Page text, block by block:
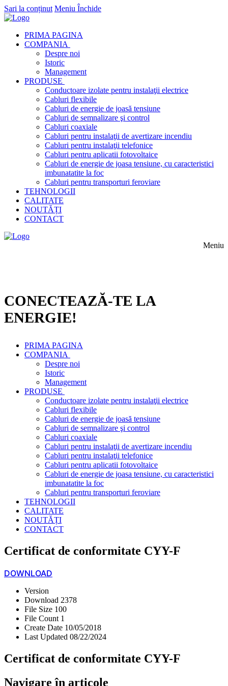
Sari la conținut Meniu Închide
PRIMA PAGINA
COMPANIA
Despre noi
Istoric
Management
PRODUSE
Conductoare izolate pentru instalaţii electrice
Cabluri flexibile
Cabluri de energie de joasă tensiune
Cabluri de semnalizare şi control
Cabluri coaxiale
Cabluri pentru instalaţii de avertizare incendiu
Cabluri pentru instalaţii telefonice
Cabluri pentru aplicatii fotovoltaice
Cabluri de energie de joasa tensiune, cu caracteristici
imbunatatite la foc
Cabluri pentru transporturi feroviare
TEHNOLOGII
CALITATE
NOUTĂȚI
CONTACT
Meniu
CONECTEAZĂ-TE LA
ENERGIE!
PRIMA PAGINA
COMPANIA
Despre noi
Istoric
Management
PRODUSE
Conductoare izolate pentru instalaţii electrice
Cabluri flexibile
Cabluri de energie de joasă tensiune
Cabluri de semnalizare şi control
Cabluri coaxiale
Cabluri pentru instalaţii de avertizare incendiu
Cabluri pentru instalaţii telefonice
Cabluri pentru aplicatii fotovoltaice
Cabluri de energie de joasa tensiune, cu caracteristici
imbunatatite la foc
Cabluri pentru transporturi feroviare
TEHNOLOGII
CALITATE
NOUTĂȚI
CONTACT
Certificat de conformitate CYY-F
DOWNLOAD
Version
Download 2378
File Size 100
File Count 1
Create Date 10/05/2018
Last Updated 08/22/2024
Certificat de conformitate CYY-F
Navigare în articole